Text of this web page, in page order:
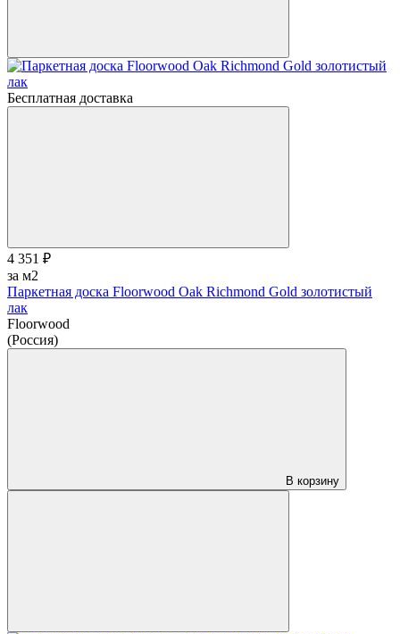
Бесплатная доставка
4 351 ₽
за м2
Паркетная доска Floorwood Oak Richmond Gold золотистый
лак
Floorwood
(Россия)
В корзину